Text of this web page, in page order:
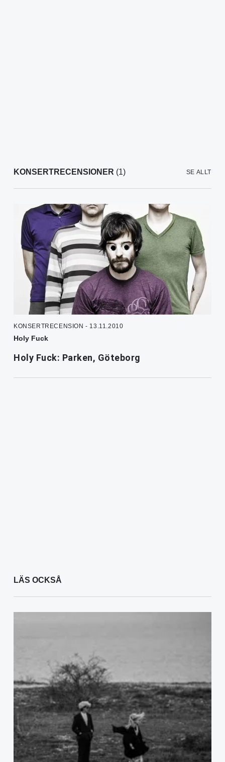
KONSERTRECENSIONER (1) SE ALLT
KONSERTRECENSION - 13.11.2010
Holy Fuck
Holy Fuck: Parken, Göteborg
LÄS OCKSÅ